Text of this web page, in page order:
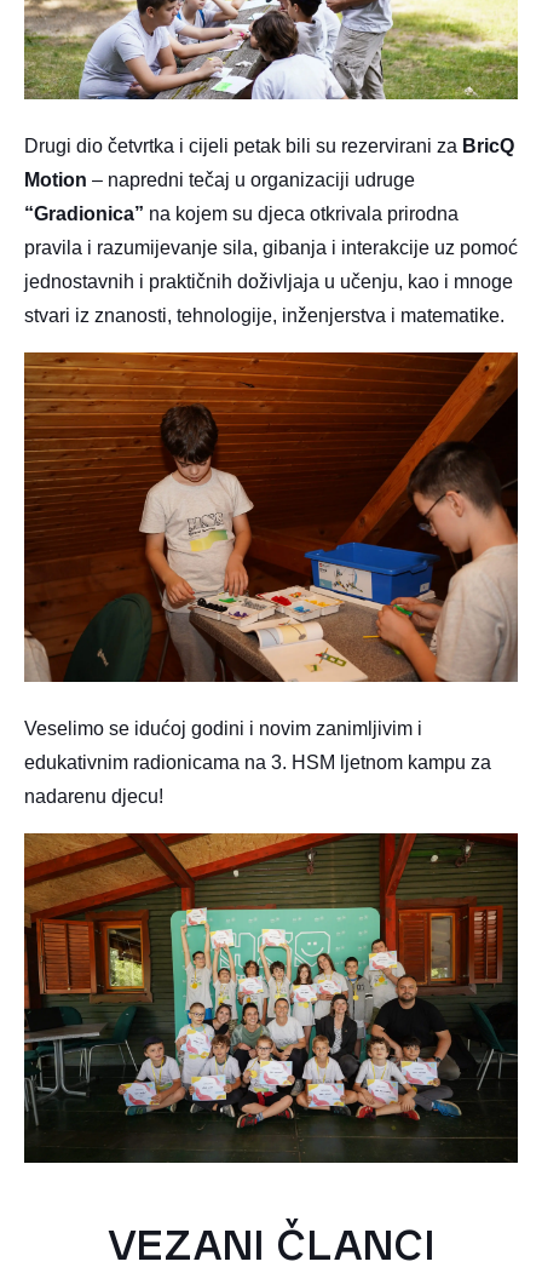
Drugi dio četvrtka i cijeli petak bili su rezervirani za BricQ
Motion – napredni tečaj u organizaciji udruge
“Gradionica” na kojem su djeca otkrivala prirodna
pravila i razumijevanje sila, gibanja i interakcije uz pomoć
jednostavnih i praktičnih doživljaja u učenju, kao i mnoge
stvari iz znanosti, tehnologije, inženjerstva i matematike.
Veselimo se idućoj godini i novim zanimljivim i
edukativnim radionicama na 3. HSM ljetnom kampu za
nadarenu djecu!
VEZANI ČLANCI